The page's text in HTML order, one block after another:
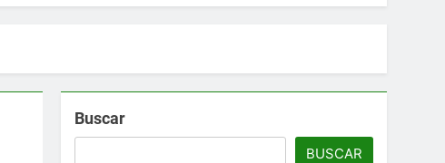
Buscar
BUSCAR